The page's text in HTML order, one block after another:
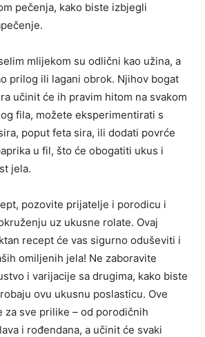
pečenja, kako biste izbjegli
mlijekom su odlični kao užina, a
prilog ili lagani obrok. Njihov bogat
učinit će ih pravim hitom na svakom
fila, možete eksperimentirati s
poput feta sira, ili dodati povrće
u fil, što će obogatiti ukus i
jela.
pozovite prijatelje i porodicu i
uz ukusne rolate. Ovaj
recept će vas sigurno oduševiti i
omiljenih jela! Ne zaboravite
i varijacije sa drugima, kako biste
ovu ukusnu poslasticu. Ove
za sve prilike – od porodičnih
i rođendana, a učinit će svaki